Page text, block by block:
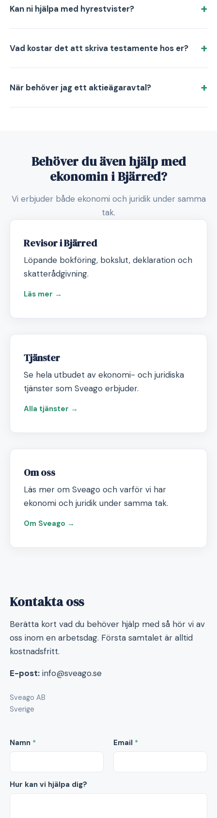
Kan ni hjälpa med hyrestvister?
Vad kostar det att skriva testamente hos er?
När behöver jag ett aktieägaravtal?
Behöver du även hjälp med
ekonomin i Bjärred?
Vi erbjuder både ekonomi och juridik under samma
tak.
Revisor i Bjärred
Löpande bokföring, bokslut, deklaration och
skatterådgivning.
Läs mer →
Tjänster
Se hela utbudet av ekonomi- och juridiska
tjänster som Sveago erbjuder.
Alla tjänster →
Om oss
Läs mer om Sveago och varför vi har
ekonomi och juridik under samma tak.
Om Sveago →
Kontakta oss
Berätta kort vad du behöver hjälp med så hör vi av
oss inom en arbetsdag. Första samtalet är alltid
kostnadsfritt.
E-post: info@sveago.se
Sveago AB
Sverige
Namn * Email *
Hur kan vi hjälpa dig?